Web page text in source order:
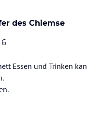
des Chiemse
6
Essen und Trinken